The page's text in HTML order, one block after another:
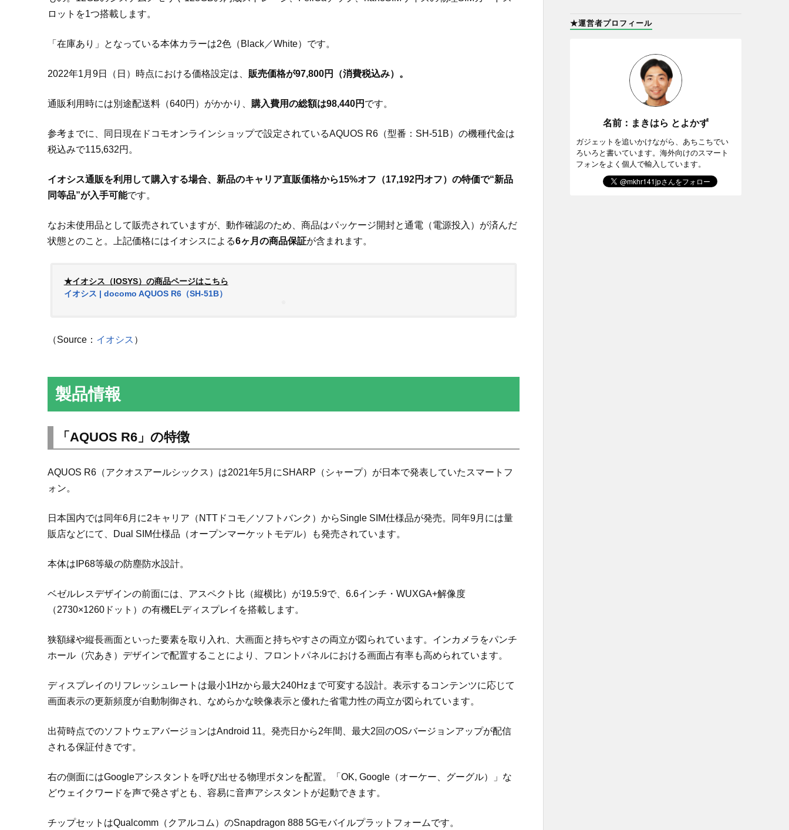
ロットを1つ搭載します。
「在庫あり」となっている本体カラーは2色（Black／White）です。
2022年1月9日（日）時点における価格設定は、 販売価格が97,800円（消費税込み）。
通販利用時には別途配送料（640円）がかかり、 購入費用の総額は98,440円 です。
参考までに、同日現在ドコモオンラインショップで設定されているAQUOS R6（型番：SH-51B）の機種代金は
税込みで115,632円。
イオシス通販を利用して購入する場合、新品のキャリア直販価格から15%オフ（17,192円オフ）の特価で“新品
同等品”が入手可能です。
なお未使用品として販売されていますが、動作確認のため、商品はパッケージ開封と通電（電源投入）が済んだ
状態とのこと。上記価格にはイオシスによる6ヶ月の商品保証が含まれます。
★イオシス（IOSYS）の商品ページはこちら
イオシス | docomo AQUOS R6（SH-51B）
（Source： イオシス ）
製品情報
「AQUOS R6」の特徴
AQUOS R6（アクオスアールシックス）は2021年5月にSHARP（シャープ）が日本で発表していたスマートフ
ォン。
日本国内では同年6月に2キャリア（NTTドコモ／ソフトバンク）からSingle SIM仕様品が発売。同年9月には量
販店などにて、Dual SIM仕様品（オープンマーケットモデル）も発売されています。
本体はIP68等級の防塵防水設計。
ベゼルレスデザインの前面には、アスペクト比（縦横比）が19.5:9で、6.6インチ・WUXGA+解像度
（2730×1260ドット）の有機ELディスプレイを搭載します。
狭額縁や縦長画面といった要素を取り入れ、大画面と持ちやすさの両立が図られています。インカメラをパンチ
ホール（穴あき）デザインで配置することにより、フロントパネルにおける画面占有率も高められています。
ディスプレイのリフレッシュレートは最小1Hzから最大240Hzまで可変する設計。表示するコンテンツに応じて
画面表示の更新頻度が自動制御され、なめらかな映像表示と優れた省電力性の両立が図られています。
出荷時点でのソフトウェアバージョンはAndroid 11。発売日から2年間、最大2回のOSバージョンアップが配信
される保証付きです。
右の側面にはGoogleアシスタントを呼び出せる物理ボタンを配置。「OK, Google（オーケー、グーグル）」な
どウェイクワードを声で発さずとも、容易に音声アシスタントが起動できます。
チップセットはQualcomm（クアルコム）のSnapdragon 888 5Gモバイルプラットフォームです。
★運営者プロフィール
名前：まきはら とよかず
ガジェットを追いかけながら、あちこちでい
ろいろと書いています。海外向けのスマート
フォンをよく個人で輸入しています。